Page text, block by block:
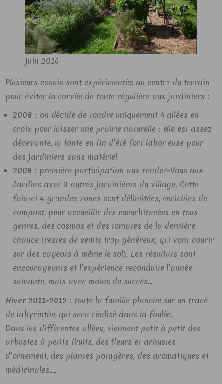
juin 2016
Plusieurs essais sont expérimentés au centre du terrain
pour éviter la corvée de tonte régulière aux jardiniers :
2008 : on décide de tondre uniquement 4 allées en
croix pour laisser une prairie naturelle : elle est assez
décevante, la tonte en fin d’été fort laborieuse pour
des jardiniers sans matériel
2009 : première participation aux rendez-Vous aux
Jardins avec 3 autres jardinières du village. Cette
fois-ci 4 grandes zones sont délimitées, enrichies de
compost, pour accueillir des cucurbitacées en tous
genres, des cosmos et des tomates de la dernière
chance (restes de semis trop généreux, qui vont courir
sur des cageots à même le sol). Les résultats sont
encourageants et l’expérience reconduite l’année
suivante, mais avec moins de succès…
Hiver 2011-2012 : toute la famille planche sur un tracé
de labyrinthe, qui sera réalisé dans la foulée.
Dans les différentes allées, viennent petit à petit des
arbustes à petits fruits, des fleurs et arbustes
d’ornement, des plantes potagères, des aromatiques et
médicinales…..